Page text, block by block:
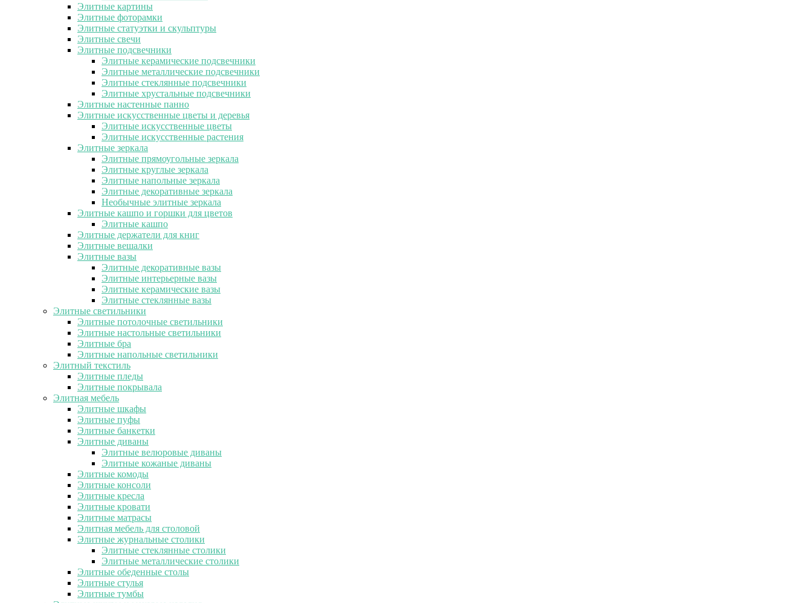
Элитные картины
Элитные фоторамки
Элитные статуэтки и скульптуры
Элитные свечи
Элитные подсвечники
Элитные керамические подсвечники
Элитные металлические подсвечники
Элитные стеклянные подсвечники
Элитные хрустальные подсвечники
Элитные настенные панно
Элитные искусственные цветы и деревья
Элитные искусственные цветы
Элитные искусственные растения
Элитные зеркала
Элитные прямоугольные зеркала
Элитные круглые зеркала
Элитные напольные зеркала
Элитные декоративные зеркала
Необычные элитные зеркала
Элитные кашпо и горшки для цветов
Элитные кашпо
Элитные держатели для книг
Элитные вешалки
Элитные вазы
Элитные декоративные вазы
Элитные интерьерные вазы
Элитные керамические вазы
Элитные стеклянные вазы
Элитные светильники
Элитные потолочные светильники
Элитные настольные светильники
Элитные бра
Элитные напольные светильники
Элитный текстиль
Элитные пледы
Элитные покрывала
Элитная мебель
Элитные шкафы
Элитные пуфы
Элитные банкетки
Элитные диваны
Элитные велюровые диваны
Элитные кожаные диваны
Элитные комоды
Элитные консоли
Элитные кресла
Элитные кровати
Элитные матрасы
Элитная мебель для столовой
Элитные журнальные столики
Элитные стеклянные столики
Элитные металлические столики
Элитные обеденные столы
Элитные стулья
Элитные тумбы